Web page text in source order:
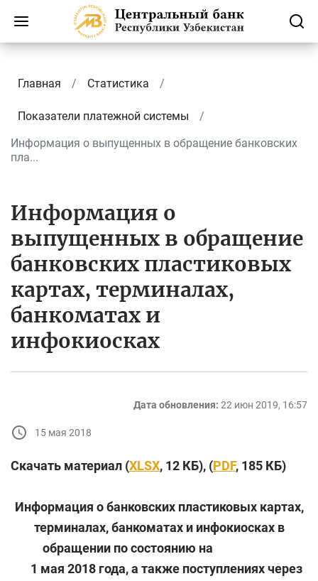
Главная Статистика
Показатели платежной системы
Информация о выпущенных в обращение банковских
пла...
Информация о
выпущенных в обращение
банковских пластиковых
картах, терминалах,
банкоматах и
инфокиосках
Дата обновления: 22 июн 2019, 16:57
15 мая 2018
Скачать материал (XLSX, 12 КБ), (PDF, 185 КБ)
Информация о банковских пластиковых картах,
терминалах, банкоматах и инфокиосках в
обращении по состоянию на
1 мая 2018 года, а также поступлениях через